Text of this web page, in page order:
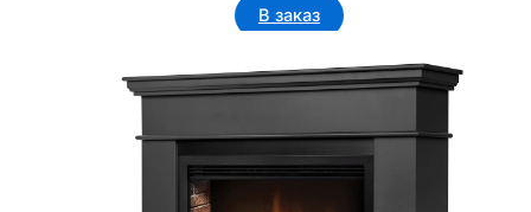
В заказ